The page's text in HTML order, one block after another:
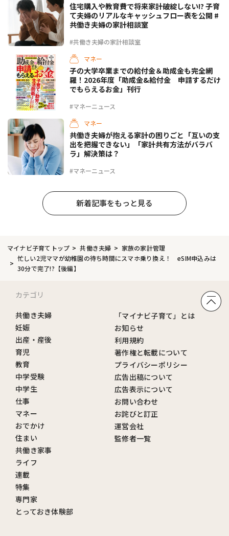
#共働き夫婦の家計相談室
住宅購入や教育費で将来家計破綻しない!? 子育
て夫婦のリアルなキャッシュフロー表を公開 #
共働き夫婦の家計相談室
マネー
#マネーニュース
子の大学卒業までの給付金＆助成金も完全網
羅！2026年度「助成金&給付金 申請するだけ
でもらえるお金」刊行
マネー
#マネーニュース
共働き夫婦が抱える家計の困りごと「互いの支
出を把握できない」「家計共有方法がバラバ
ラ」解決策は？
新着記事をもっと見る
マイナビ子育てトップ 共働き夫婦
家族の家計管理
忙しい2児ママが幼稚園の待ち時間にスマホ乗り換え！ eSIM申込みは
30分で完了!?【後編】
カテゴリ
共働き夫婦
妊娠
出産・産後
育児
教育
中学受験
中学生
仕事
マネー
おでかけ
住まい
共働き家事
ライフ
連載
特集
専門家
とっておき体験部
「マイナビ子育て」とは
お知らせ
利用規約
著作権と転載について
プライバシーポリシー
広告出稿について
広告表示について
お問い合わせ
お詫びと訂正
運営会社
監修者一覧